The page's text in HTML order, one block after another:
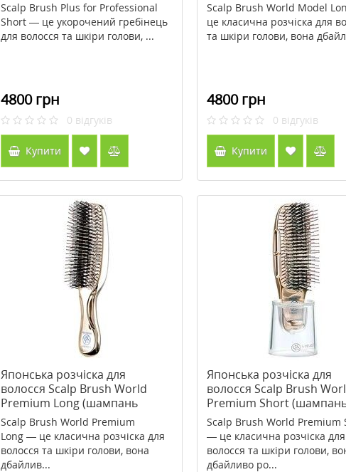
Scalp Brush Plus for Professional
Short — це укорочений гребінець
для волосся та шкіри голови, ...
4800 грн
0 відгуків
Купити
Scalp Brush World Model
це класична розчіска для
та шкіри голови, вона
4800 грн
0 відгуків
Купити
Японська розчіска для
волосся Scalp Brush World
Premium Long (шампань
золото)
Scalp Brush World Premium
Long — це класична розчіска для
волосся та шкіри голови, вона
дбайлив...
Японська розчіска для
волосся Scalp Brush
Premium Short
золото)
Scalp Brush World Premium
— це класична розчіска для
волосся та шкіри голови,
дбайливо ро...